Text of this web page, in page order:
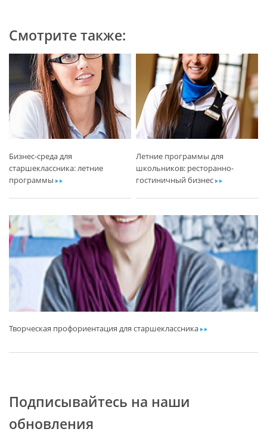
Смотрите также:
Бизнес-среда для
старшеклассника: летние
программыar
Летние программы для
школьников: ресторанно-
гостиничный бизнесar
Творческая профориентация для старшеклассникаar
Подписывайтесь на наши
обновления